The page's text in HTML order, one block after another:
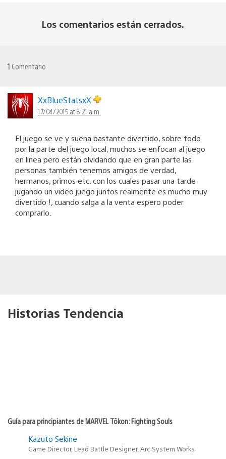
Los comentarios están cerrados.
1 Comentario
XxBlueStatsxX
17/04/2015 at 8:21 a.m.
El juego se ve y suena bastante divertido, sobre todo
por la parte del juego local, muchos se enfocan al juego
en linea pero están olvidando que en gran parte las
personas también tenemos amigos de verdad,
hermanos, primos etc. con los cuales pasar una tarde
jugando un video juego juntos realmente es mucho muy
divertido !, cuando salga a la venta espero poder
comprarlo.
Historias Tendencia
Guía para principiantes de MARVEL Tōkon: Fighting Souls
Kazuto Sekine
Game Director, Lead Battle Designer, Arc System Works